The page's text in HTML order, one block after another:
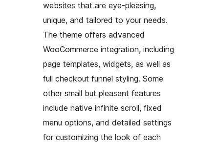
websites that are eye-pleasing,
unique, and tailored to your needs.
The theme offers advanced
WooCommerce integration, including
page templates, widgets, as well as
full checkout funnel styling. Some
other small but pleasant features
include native infinite scroll, fixed
menu options, and detailed settings
for customizing the look of each